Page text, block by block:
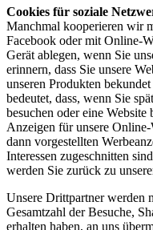
Cookies für soziale
Manchmal kooperieren wir
Facebook oder mit Online-
Gerät ablegen, wenn Sie
erinnern, dass Sie unsere
unseren Produkten
bedeutet, dass, wenn Sie
besuchen oder eine Website
Anzeigen für unsere
dann vorgestellten
Interessen zugeschnitten
werden Sie zurück zu
Unsere Drittpartner werden
Gesamtzahl der Besuche,
erhalten haben, an uns